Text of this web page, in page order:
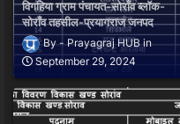
विगहिया ग्राम पंचायत-सोराँव ब्लॉक-
सोराँव तहसील-प्रयागराज जनपद
Prayagraj HUB
September 29, 2024